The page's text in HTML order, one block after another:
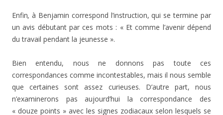
Enfin, à Benjamin correspond l’instruction, qui se termine par
un avis débutant par ces mots : « Et comme l’avenir dépend
du travail pendant la jeunesse ».
Bien entendu, nous ne donnons pas toute ces
correspondances comme incontestables, mais il nous semble
que certaines sont assez curieuses. D’autre part, nous
n’examinerons pas aujourd’hui la correspondance des
« douze points » avec les signes zodiacaux selon lesquels se